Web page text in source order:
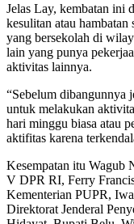
Jelas Lay, kembatan ini
kesulitan atau hambatan
yang bersekolah di
lain yang punya
aktivitas lainnya.
“Sebelum dibangunnya
untuk melakukan
hari minggu biasa atau
aktifitas karena
Kesempatan itu Wagub
V DPR RI, Ferry
Kementerian PUPR,
Direktorat Jenderal